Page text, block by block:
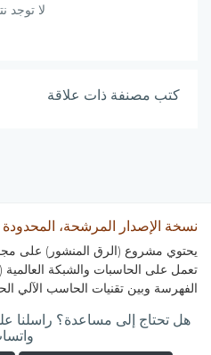
لا توجد
كتب مصنفة ذات علاقة
نسخة الإصدار المرشحة، المحدودة v0.9
يحتوي مشروع (الرق المنشور) على
تعمل على الحاسبات والشبكة العالمية
الفهرسة وبين تقنيات الحاسب الآلي
هل تحتاج إلى مساعدة؟ راسلنا